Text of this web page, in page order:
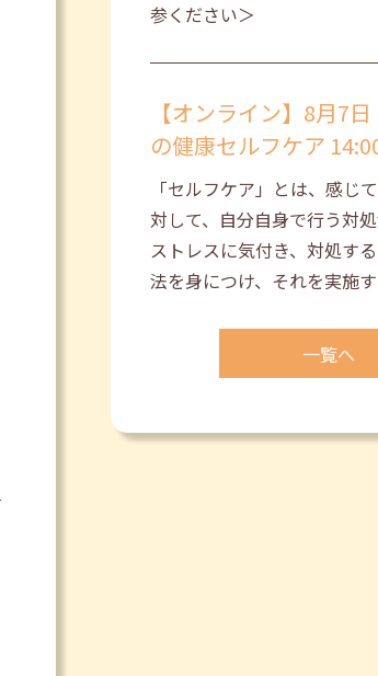
参ください＞
【オンライン】8月7
の健康セルフケア
「セルフケア」とは、感じ
対して、自分自身で行う対処
ストレスに気付き、対処す
法を身につけ、それを実施
一覧へ